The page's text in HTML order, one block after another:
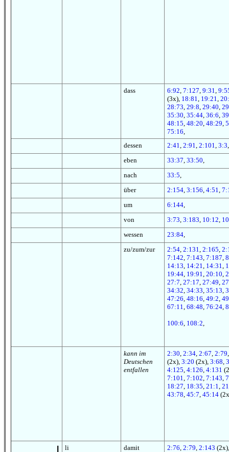
dass 6:92, 7:127, 9:31,
(3x), 18:81, 19:21,
28:73, 29:8, 29:40,
35:30, 35:44, 36:6,
48:15, 48:20, 48:29,
75:16,
dessen
2:41, 2:91, 2:101, 3:3
eben
33:37, 33:50,
nach
33:5,
über
2:154, 3:156, 4:51,
um
6:144,
von
3:73, 3:183, 10:12,
wessen
23:84,
zu/zum/zur
2:54, 2:131, 2:165,
7:142, 7:143, 7:187,
14:13, 14:21, 14:31,
19:44, 19:91, 20:10,
27:7, 27:17, 27:49,
34:32, 34:33, 35:13,
47:26, 48:16, 49:2,
67:11, 68:48, 76:24,
100:6, 108:2,
kann im
Deutschen
entfallen
2:30, 2:34, 2:67, 2:79
(2x), 3:20 (2x), 3:68,
4:125, 4:126, 4:131
7:101, 7:102, 7:143,
18:27, 18:35, 21:1,
43:78, 45:7, 45:14
li damit 2:76, 2:79, 2:143